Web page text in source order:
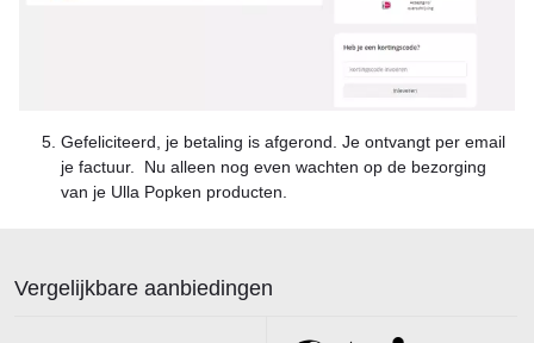
Gefeliciteerd, je betaling is afgerond. Je ontvangt per email
je factuur. Nu alleen nog even wachten op de bezorging
van je Ulla Popken producten.
Vergelijkbare aanbiedingen